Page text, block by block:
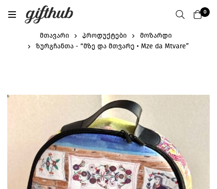
0
მთავარი პროდუქტები
მოზარდი
ზურგჩანთა - “მზე და მთვარე • Mze da Mtvare”